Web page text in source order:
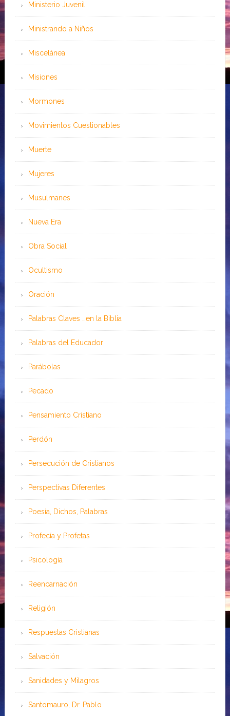
Ministerio Juvenil
Ministrando a Niños
Miscelánea
Misiones
Mormones
Movimientos Cuestionables
Muerte
Mujeres
Musulmanes
Nueva Era
Obra Social
Ocultismo
Oración
Palabras Claves …en la Biblia
Palabras del Educador
Parábolas
Pecado
Pensamiento Cristiano
Perdón
Persecución de Cristianos
Perspectivas Diferentes
Poesía, Dichos, Palabras
Profecía y Profetas
Psicología
Reencarnación
Religión
Respuestas Cristianas
Salvación
Sanidades y Milagros
Santomauro, Dr. Pablo